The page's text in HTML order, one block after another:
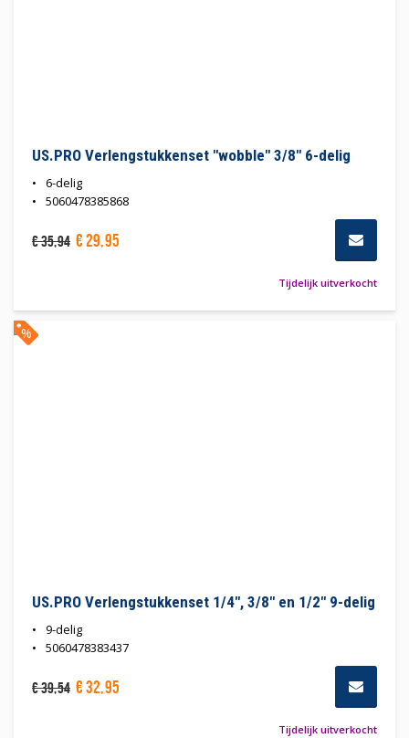
US.PRO Verlengstukkenset "wobble" 3/8" 6-delig
6-delig
5060478385868
€35,94 €29,95
Tijdelijk uitverkocht
US.PRO Verlengstukkenset 1/4", 3/8" en 1/2" 9-delig
9-delig
5060478383437
€39,54 €32,95
Tijdelijk uitverkocht
%